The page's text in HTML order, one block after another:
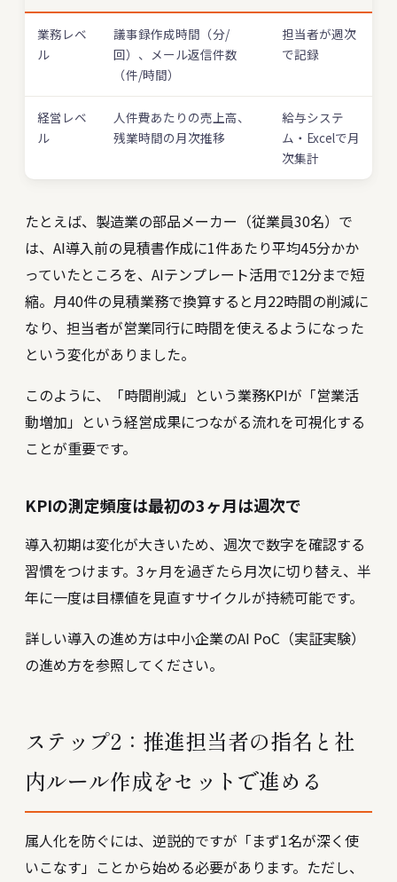
業務レベ
ル
議事録作成時間（分/
回）、メール返信件数
（件/時間）
担当者が週次
で記録
経営レベ
ル
人件費あたりの売上高、
残業時間の月次推移
給与システ
ム・Excelで月
次集計
たとえば、製造業の部品メーカー（従業員30名）で
は、AI導入前の見積書作成に1件あたり平均45分かか
っていたところを、AIテンプレート活用で12分まで短
縮。月40件の見積業務で換算すると月22時間の削減に
なり、担当者が営業同行に時間を使えるようになった
という変化がありました。
このように、「時間削減」という業務KPIが「営業活
動増加」という経営成果につながる流れを可視化する
ことが重要です。
KPIの測定頻度は最初の3ヶ月は週次で
導入初期は変化が大きいため、週次で数字を確認する
習慣をつけます。3ヶ月を過ぎたら月次に切り替え、半
年に一度は目標値を見直すサイクルが持続可能です。
詳しい導入の進め方は中小企業のAI PoC（実証実験）
の進め方を参照してください。
ステップ2：推進担当者の指名と社
内ルール作成をセットで進める
属人化を防ぐには、逆説的ですが「まず1名が深く使
いこなす」ことから始める必要があります。ただし、